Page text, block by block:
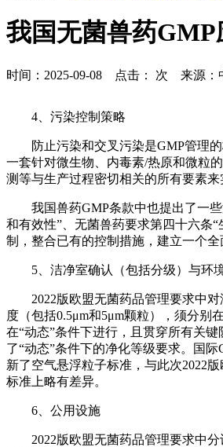
我国无菌兽药GMP
时间：2025-09-08 点击： 次 来源：
4、污染控制策略
防止污染和交叉污染是GMP管理
一套针对微生物、内毒素/热原和微粒
测等与生产过程密切相关的所有要素来
我国兽药GMP条款中也提出了一
和有效性”、无菌兽药要求第四十六条
制，整合已有的控制措施，建立一个全
5、洁净室确认（包括分级）与环
2022版欧盟无菌药品管理要求中
度（包括0.5μm和5μm颗粒），须分别
在“动态”条件下进行，且贯穿所有关
了“动态”条件下的净化等级要求。国
新了空气悬浮粒子标准，与此次2022
标准上略有差异。
6、公用设施
2022版欧盟无菌药品管理要求中